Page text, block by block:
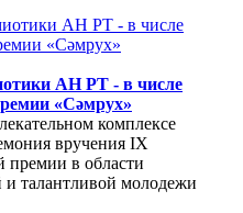
АН РТ - в числе
«Сәмрух»
комплексе
вручения IX
премии в области
талантливой молодежи